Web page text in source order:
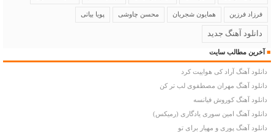
فرزاد فرزین همایون شجریان محسن چاوشی پویا بیاتی
دانلود آهنگ جدید
■ آخرین مطالب سایت
دانلود آهنگ آراد کی هواییت کرد
دانلود آهنگ مهران مصطفوی لب تر کن
دانلود آهنگ کوروش فیانسه
دانلود آهنگ امین سوری یادگاری (رمیکس)
دانلود آهنگ پوری و مهیار برای تو